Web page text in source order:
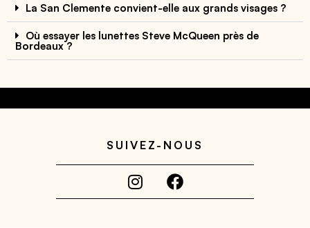
La San Clemente convient-elle aux grands visages ?
Où essayer les lunettes Steve McQueen près de
Bordeaux ?
SUIVEZ-NOUS